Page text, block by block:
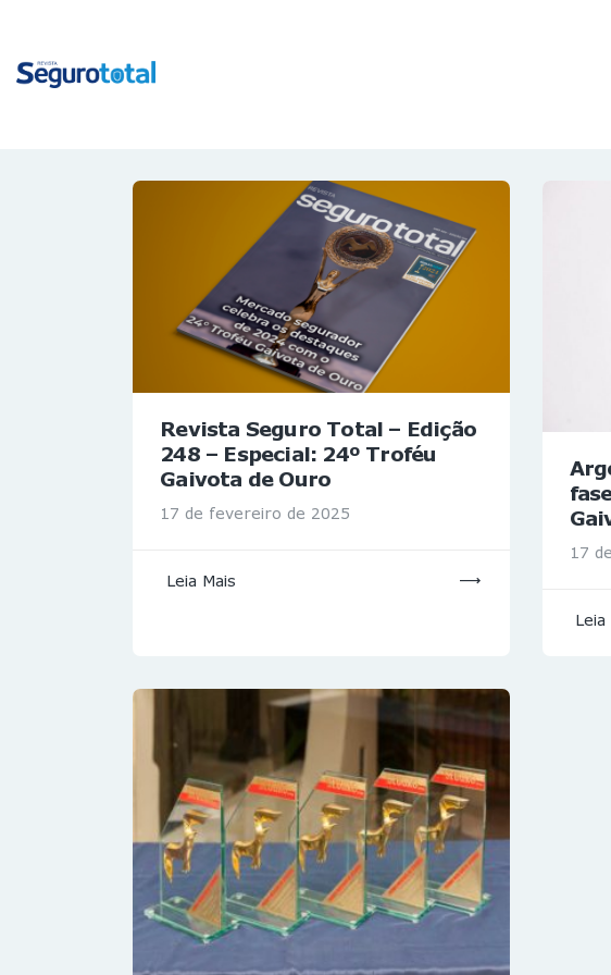
Revista Seguro Total – Edição
248 – Especial: 24º Troféu
Gaivota de Ouro
17 de fevereiro de 2025
Leia Mais
17
Leia